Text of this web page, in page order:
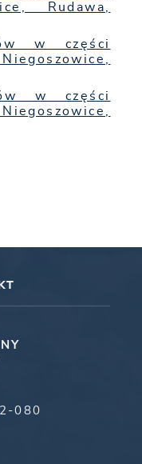
Rudawa,
w części
w części
080